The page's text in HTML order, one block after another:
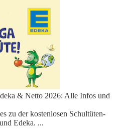
& Netto 2026: Alle Infos und
zu der kostenlosen Schultüten-
Edeka. ...